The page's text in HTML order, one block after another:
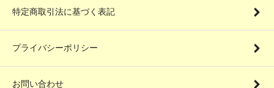
特定商取引法に基づく表記
プライバシーポリシー
お問い合わせ